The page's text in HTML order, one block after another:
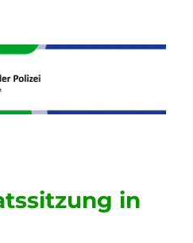
GdP
Göttingen
in